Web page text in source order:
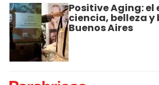
Positive Aging: el
ciencia, belleza y
Buenos Aires